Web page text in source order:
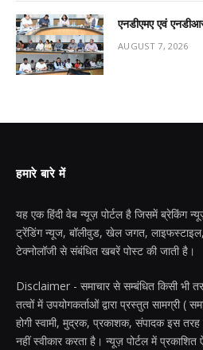
एनडीएमए एवं
AUGUST 7, 2026
हमारे बारे में
यह एक हिंदी वेब न्यूज़ पोर्टल है जिसमें ब्रेकिंग
ट्रेंडिंग न्यूज, बॉलीवुड, खेल जगत,
टेक्नोलॉजी से संबंधित खबरें पोस्ट की जाती है।
Disclaimer - समाचार से सम्बंधित किसी भी
तत्वों में उपयोगकर्ताओं द्वारा प्रस्तुत सामग्री (
होगी स्वामी, मुद्रक, प्रकाशक, संपादक इस तरह
नहीं स्वीकार करता है। न्यूज़ पोर्टल में प्रकाशित